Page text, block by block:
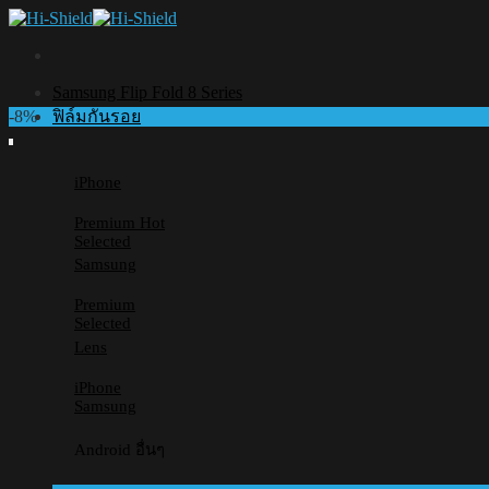
Skip
Samsung Flip Fold 8 Series
ฟิล์มกันรอย
iPhone
Premium
Selected
Samsung
Premium
Selected
Lens
iPhone
Samsung
Android อื่นๆ
-8%